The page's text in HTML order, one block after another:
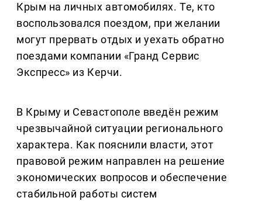
Крым на личных автомобилях. Те, кто
воспользовался поездом, при желании
могут прервать отдых и уехать обратно
поездами компании «Гранд Сервис
Экспресс» из Керчи.
В Крыму и Севастополе введён режим
чрезвычайной ситуации регионального
характера. Как пояснили власти, этот
правовой режим направлен на решение
экономических вопросов и обеспечение
стабильной работы систем